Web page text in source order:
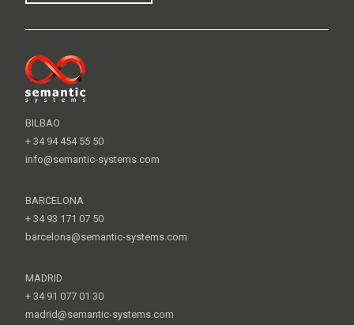
BILBAO
+ 34 94 454 55 50
info@semantic-systems.com
BARCELONA
+ 34 93 171 07 50
barcelona@semantic-systems.com
MADRID
+ 34 91 077 01 30
madrid@semantic-systems.com